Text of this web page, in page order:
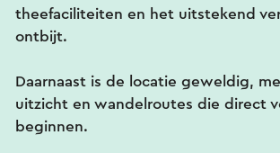
theefaciliteiten en het uitstekend
ontbijt.
Daarnaast is de locatie geweldig,
uitzicht en wandelroutes die direct
beginnen.